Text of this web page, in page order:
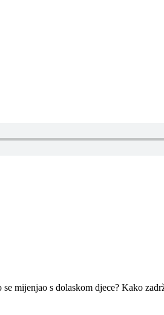
mijenjao s dolaskom djece? Kako